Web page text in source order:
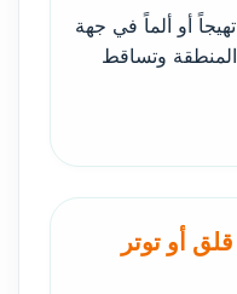
أو ألماً في جهة
وتساقط
أو توتر